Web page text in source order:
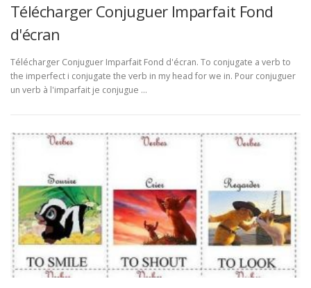
Télécharger Conjuguer Imparfait Fond
d'écran
Télécharger Conjuguer Imparfait Fond d'écran. To conjugate a verb to
the imperfect i conjugate the verb in my head for we in. Pour conjuguer
un verb à l'imparfait je conjugue …